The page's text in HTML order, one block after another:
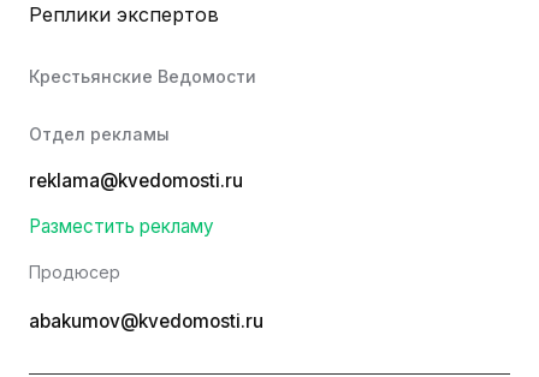
Реплики экспертов
Крестьянские Ведомости
Отдел рекламы
reklama@kvedomosti.ru
Разместить рекламу
Продюсер
abakumov@kvedomosti.ru